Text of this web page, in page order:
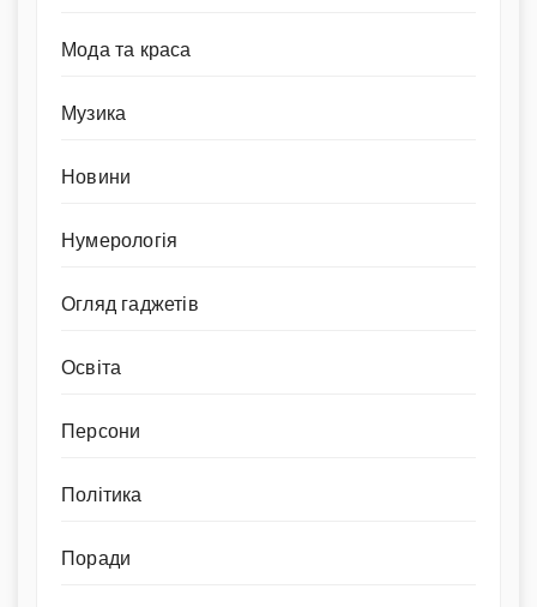
Мода та краса
Музика
Новини
Нумерологія
Огляд гаджетів
Освіта
Персони
Політика
Поради